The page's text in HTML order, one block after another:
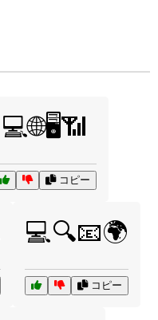
💻🌐🖥️📶
コピー
💻🔍📧🌍
コピー